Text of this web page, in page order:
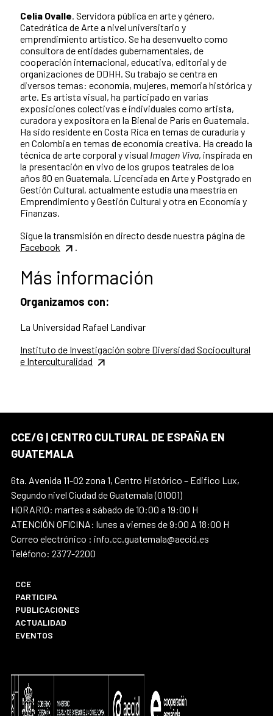
Celia Ovalle. Servidora pública en arte y género,
Catedrática de Arte a nivel universitario y
emprendimiento artístico. Se ha desenvuelto como
consultora de entidades gubernamentales, de
cooperación internacional, educativa, editorial y de
organizaciones de DDHH. Su trabajo se centra en
diversos temas: economía, mujeres, memoria histórica y
arte. Es artista visual, ha participado en varias
exposiciones colectivas e individuales como artista,
curadora y expositora en la Bienal de París en Guatemala.
Ha sido residente en Costa Rica en temas de curaduría y
en Colombia en temas de economía creativa. Ha creado la
técnica de arte corporal y visual Imagen Viva, inspirada en
la presentación en vivo de los grupos teatrales de loa
años 80 en Guatemala. Licenciada en Arte y Postgrado en
Gestión Cultural, actualmente estudia una maestría en
Emprendimiento y Gestión Cultural y otra en Economía y
Finanzas.
Sigue la transmisión en directo desde nuestra página de
Facebook
.
Más información
Organizamos con:
La Universidad Rafael Landivar
Instituto de Investigación sobre Diversidad Sociocultural
e Interculturalidad
CCE/G | CENTRO CULTURAL DE ESPAÑA EN
GUATEMALA
6ta. Avenida 11-02 zona 1, Centro Histórico – Edifico Lux,
Segundo nivel Ciudad de Guatemala (01001)
HORARIO: martes a sábado de 10:00 a 19:00 H
ATENCIÓN OFICINA: lunes a viernes de 9:00 A 18:00 H
Correo electrónico : info.cc.guatemala@aecid.es
Teléfono: 2377-2200
CCE
PARTICIPA
PUBLICACIONES
ACTUALIDAD
EVENTOS